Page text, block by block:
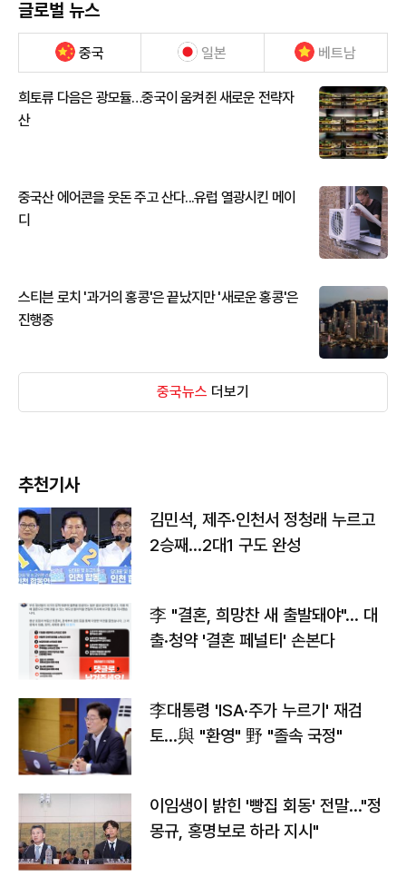
글로벌 뉴스
중국 일본 베트남
희토류 다음은 광모듈…중국이 움켜쥔 새로운 전략자
산
중국산 에어콘을 웃돈 주고 산다...유럽 열광시킨 메이
디
스티븐 로치 '과거의 홍콩'은 끝났지만 '새로운 홍콩'은
진행중
중국뉴스 더보기
추천기사
김민석, 제주·인천서 정청래 누르고
2승째…2대1 구도 완성
李 "결혼, 희망찬 새 출발돼야"… 대
출·청약 '결혼 페널티' 손본다
李대통령 'ISA·주가 누르기' 재검
토…與 "환영" 野 "졸속 국정"
이임생이 밝힌 '빵집 회동' 전말…"정
몽규, 홍명보로 하라 지시"